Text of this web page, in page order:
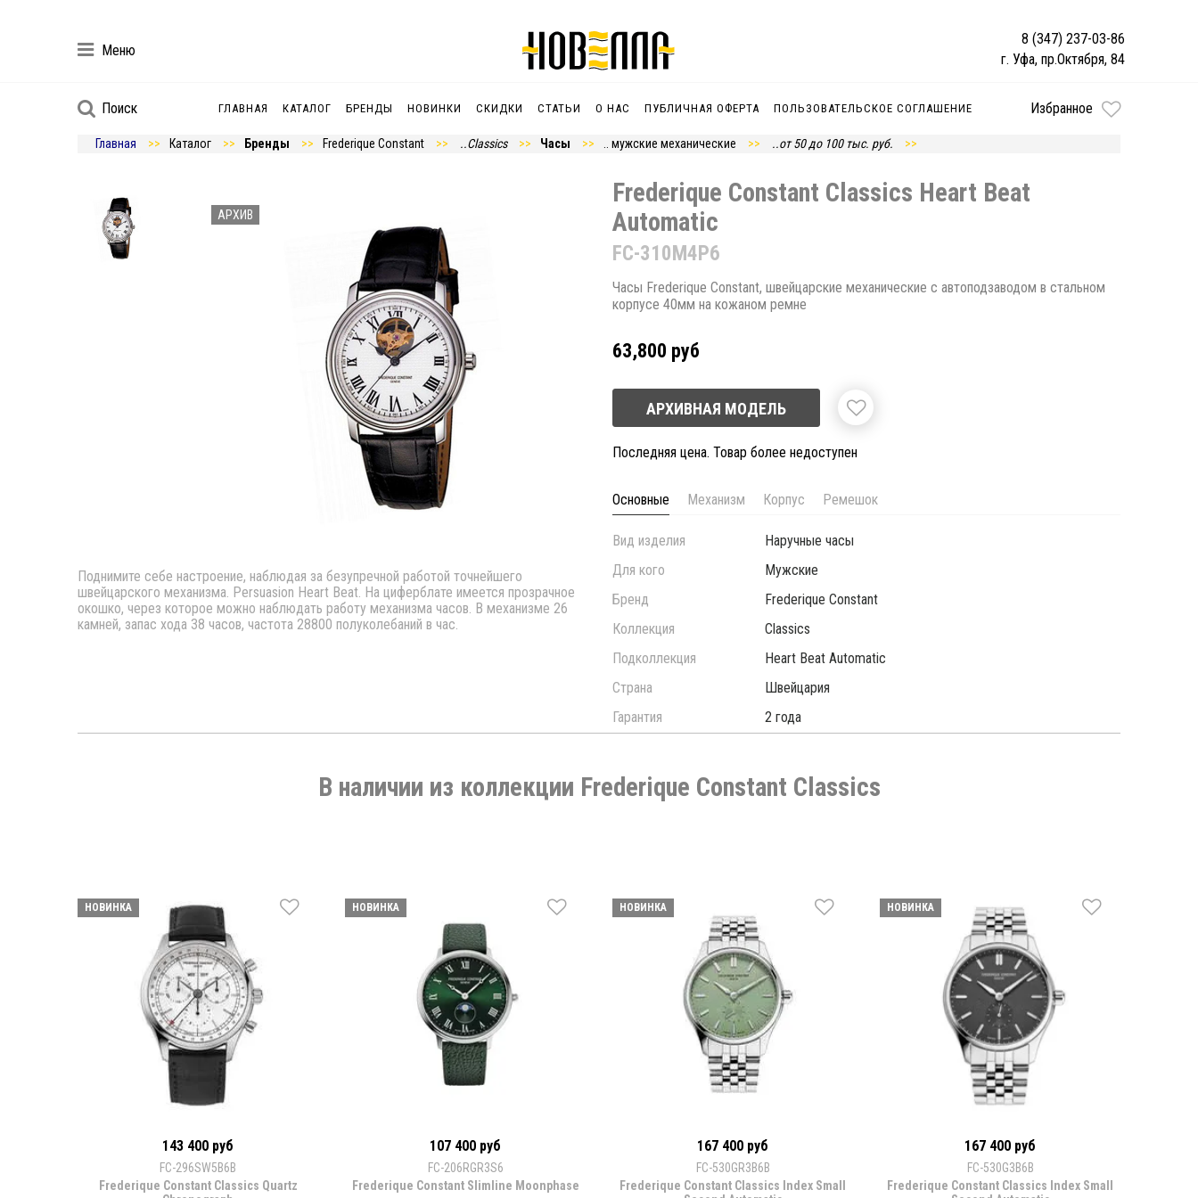
Меню
8 (347) 237-03-86
г. Уфа, пр.Октября, 84
Поиск ГЛАВНАЯ КАТАЛОГ БРЕНДЫ НОВИНКИ СКИДКИ СТАТЬИ О НАС ПУБЛИЧНАЯ ОФЕРТА ПОЛЬЗОВАТЕЛЬСКОЕ СОГЛАШЕНИЕ Избранное
Главная Каталог Бренды Frederique Constant ..Classics Часы .. мужские механические ..от 50 до 100 тыс. руб.
АРХИВ
Поднимите себе настроение, наблюдая за безупречной работой точнейшего
швейцарского механизма. Persuasion Heart Beat. На циферблате имеется прозрачное
окошко, через которое можно наблюдать работу механизма часов. В механизме 26
камней, запас хода 38 часов, частота 28800 полуколебаний в час.
Frederique Constant Classics Heart Beat
Automatic
FC-310M4P6
Часы Frederique Constant, швейцарские механические с автоподзаводом в стальном
корпусе 40мм на кожаном ремне
63,800 руб
АРХИВНАЯ МОДЕЛЬ
Последняя цена. Товар более недоступен
Основные Механизм Корпус Ремешок
Вид изделия
Наручные часы
Для кого
Мужские
Бренд
Frederique Constant
Коллекция
Classics
Подколлекция
Heart Beat Automatic
Страна
Швейцария
Гарантия
2 года
В наличии из коллекции Frederique Constant Classics
НОВИНКА
143 400 руб
FC-296SW5B6B
Frederique Constant Classics Quartz
НОВИНКА
107 400 руб
FC-206RGR3S6
Frederique Constant Slimline Moonphase
НОВИНКА
167 400 руб
FC-530GR3B6B
Frederique Constant Classics Index Small
НОВИНКА
167 400 руб
FC-530G3B6B
Frederique Constant Classics Index Small